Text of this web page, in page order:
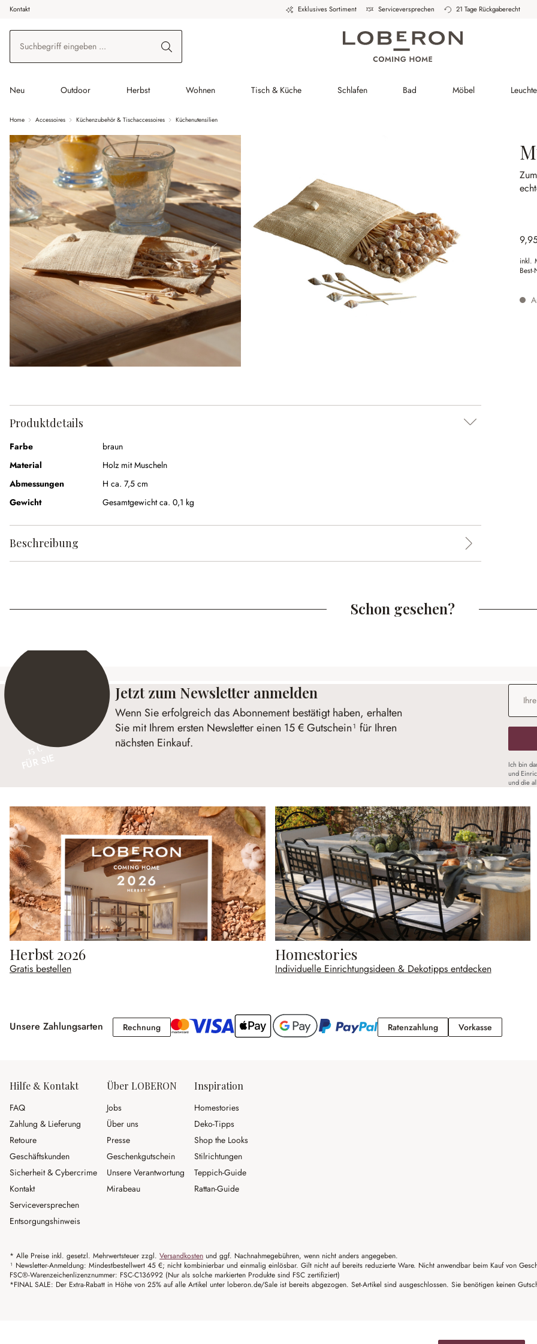
Hauptinhalt springen
Zur Suche springen
Zur Hauptnavigation springen
Kontakt Exklusives Sortiment Serviceversprechen 21 Tage Rückgaberecht
Neu Outdoor Herbst Wohnen Tisch & Küche Schlafen Bad Möbel
Home Accessoires Küchenzubehör & Tischaccessoires Küchenutensilien
inkl.
Best-
Produktdetails
Farbe
braun
Material
Holz mit Muscheln
Abmessungen
H ca. 7,5 cm
Gewicht
Gesamtgewicht ca. 0,1 kg
Beschreibung
Schon gesehen?
15 €
Jetzt zum Newsletter anmelden
Wenn Sie erfolgreich das Abonnement bestätigt haben, erhalten
Sie mit Ihrem ersten Newsletter einen 15 € Gutschein¹ für Ihren
nächsten Einkauf.
E-Mail-
Ich bin
und
und die
Herbst 2026
Gratis bestellen
Homestories
Individuelle Einrichtungsideen & Dekotipps entdecken
Unsere Zahlungsarten RechnungRechnung RatenzahlungRatenzahlung
VorkasseVorkasse
Hilfe & Kontakt
FAQ
Zahlung & Lieferung
Retoure
Geschäftskunden
Sicherheit & Cybercrime
Kontakt
Serviceversprechen
Entsorgungshinweis
Über LOBERON
Jobs
Über uns
Presse
Geschenkgutschein
Unsere Verantwortung
Mirabeau
Inspiration
Homestories
Deko-Tipps
Shop the Looks
Stilrichtungen
Teppich-Guide
Rattan-Guide
* Alle Preise inkl. gesetzl. Mehrwertsteuer zzgl. Versandkosten und ggf. Nachnahmegebühren, wenn nicht anders angegeben.
¹ Newsletter-Anmeldung: Mindestbestellwert 45 €; nicht kombinierbar und einmalig einlösbar. Gilt nicht auf bereits reduzierte Ware. Nicht anwendbar beim Kauf von
FSC®-Warenzeichenlizenznummer: FSC-C136992 (Nur als solche markierten Produkte sind FSC zertifiziert)
*FINAL SALE: Der Extra-Rabatt in Höhe von 25% auf alle Artikel unter loberon.de/Sale ist bereits abgezogen. Set-Artikel sind ausgeschlossen. Sie benötigen keinen